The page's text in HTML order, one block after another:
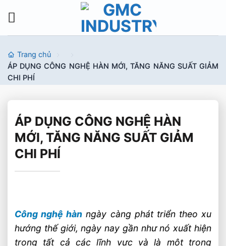
qua
nội
Trang chủ
ÁP DỤNG CÔNG NGHỆ HÀN MỚI, TĂNG NĂNG SUẤT GIẢM
CHI PHÍ
ÁP DỤNG CÔNG NGHỆ HÀN
MỚI, TĂNG NĂNG SUẤT GIẢM
CHI PHÍ
Công nghệ hàn ngày càng phát triển theo xu
hướng thế giới, ngày nay gần như nó xuất hiện
trong tất cả các lĩnh vực và là một trong